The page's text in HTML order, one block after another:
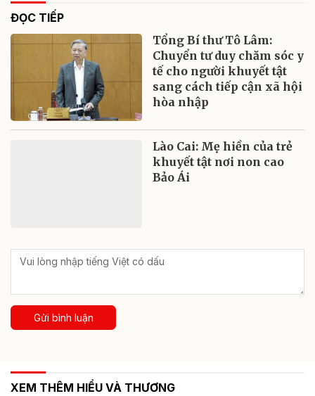
ĐỌC TIẾP
Tổng Bí thư Tô Lâm:
Chuyển tư duy chăm sóc y
tế cho người khuyết tật
sang cách tiếp cận xã hội
hòa nhập
Lào Cai: Mẹ hiền của trẻ
khuyết tật nơi non cao
Bảo Ái
Gửi bình luận
XEM THÊM HIỂU VÀ THƯƠNG